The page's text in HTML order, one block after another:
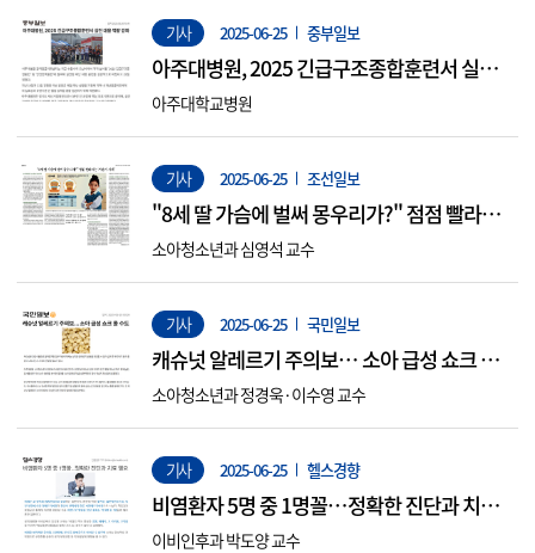
기사 2025-06-25 중부일보
아주대병원, 2025 긴급구조종합훈련서 실전
대응 역량 강화
아주대학교병원
기사 2025-06-25 조선일보
"8세 딸 가슴에 벌써 몽우리가?" 점점 빨라지
는 '사춘기 시계'
소아청소년과 심영석 교수
기사 2025-06-25 국민일보
캐슈넛 알레르기 주의보… 소아 급성 쇼크 올
수도
소아청소년과 정경욱·이수영 교수
기사 2025-06-25 헬스경향
비염환자 5명 중 1명꼴…정확한 진단과 치료
필요
이비인후과 박도양 교수